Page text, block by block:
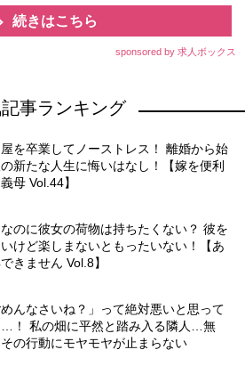
続きはこちら
sponsored by 求人ボックス
記事ランキング
を卒業してノーストレス！ 離婚から始
新たな人生に悔いはなし！【嫁を便利
母 Vol.44】
のに彼女の荷物は持ちたくない？ 彼を
けど楽しまないともったいない！【あ
きません Vol.8】
めんなさいね？」って絶対悪いと思って
…！ 私の畑に平然と踏み入る隣人…無
の行動にモヤモヤが止まらない